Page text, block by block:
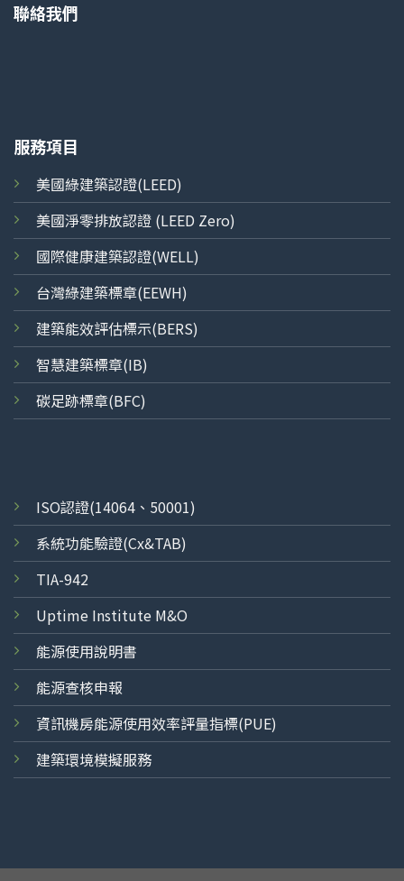
聯絡我們
服務項目
美國綠建築認證(LEED)
美國淨零排放認證 (LEED Zero)
國際健康建築認證(WELL)
台灣綠建築標章(EEWH)
建築能效評估標示(BERS)
智慧建築標章(IB)
碳足跡標章(BFC)
ISO認證(14064、50001)
系統功能驗證(Cx&TAB)
TIA-942
Uptime Institute M&O
能源使用說明書
能源查核申報
資訊機房能源使用效率評量指標(PUE)
建築環境模擬服務